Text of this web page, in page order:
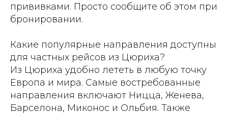
прививками. Просто сообщите об этом при
бронировании.
Какие популярные направления доступны
для частных рейсов из Цюриха?
Из Цюриха удобно лететь в любую точку
Европа и мира. Самые востребованные
направления включают Ницца, Женева,
Барселона, Миконос и Ольбия. Также